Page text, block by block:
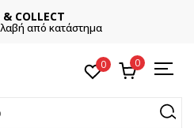
& COLLECT
από κατάστημα
0 0